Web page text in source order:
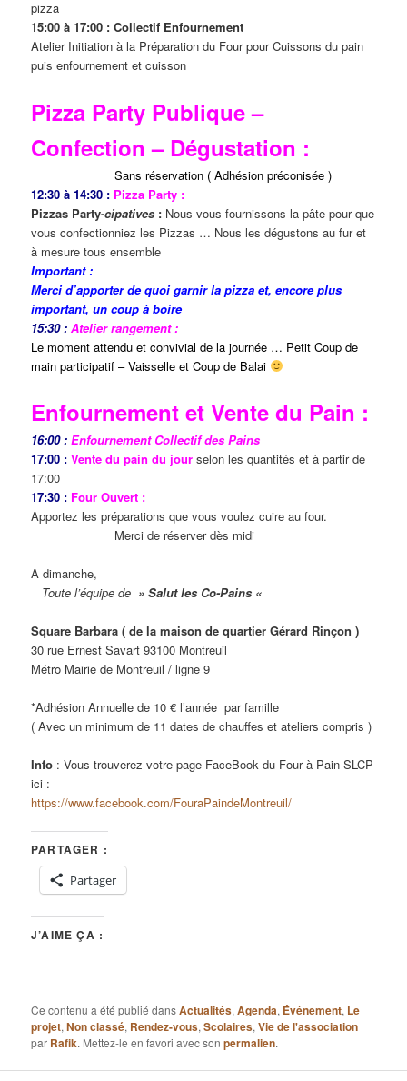
pizza
15:00 à 17:00 : Collectif Enfournement
Atelier Initiation à la Préparation du Four pour Cuissons du pain
puis enfournement et cuisson
Pizza Party Publique –
Confection – Dégustation :
Sans réservation ( Adhésion préconisée )
12:30 à 14:30 : Pizza Party :
Pizzas Party-cipatives : Nous vous fournissons la pâte pour que
vous confectionniez les Pizzas … Nous les dégustons au fur et
à mesure tous ensemble
Important :
Merci d’apporter de quoi garnir la pizza et, encore plus
important, un coup à boire
15:30 : Atelier rangement :
Le moment attendu et convivial de la journée … Petit Coup de
main participatif – Vaisselle et Coup de Balai
Enfournement et Vente du Pain :
16:00 : Enfournement Collectif des Pains
17:00 : Vente du pain du jour selon les quantités et à partir de
17:00
17:30 : Four Ouvert :
Apportez les préparations que vous voulez cuire au four.
Merci de réserver dès midi
A dimanche,
Toute l’équipe de » Salut les Co-Pains «
Square Barbara ( de la maison de quartier Gérard Rinçon )
30 rue Ernest Savart 93100 Montreuil
Métro Mairie de Montreuil / ligne 9
*Adhésion Annuelle de 10 € l’année par famille
( Avec un minimum de 11 dates de chauffes et ateliers compris )
Info : Vous trouverez votre page FaceBook du Four à Pain SLCP
ici :
https://www.facebook.com/FouraPaindeMontreuil/
PARTAGER :
Partager
J’AIME ÇA :
Ce contenu a été publié dansActualités,Agenda, Événement, Le
projet,Non classé, Rendez-vous,Scolaires,Vie de l'association
par Rafik. Mettez-le en favori avec sonpermalien.